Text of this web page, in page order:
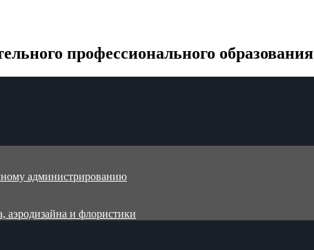
профессионального образования
администрированию
аэродизайна и флористики